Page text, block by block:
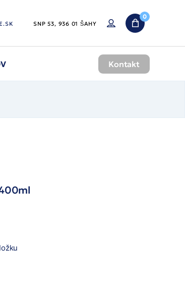
SNP 53, 936 01 ŠAHY
0
Kontakt